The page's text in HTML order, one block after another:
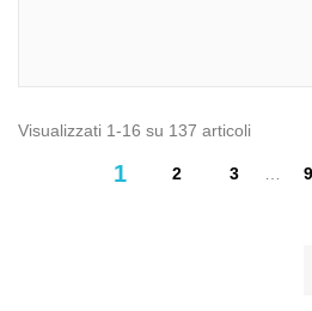
Visualizzati 1-16 su 137 articoli
1 2 3 … 9